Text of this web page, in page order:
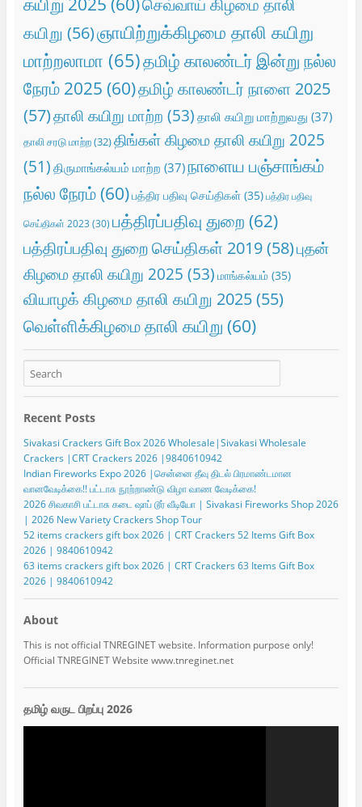
கயிறு (56)ஞாயிற்றுக்கிழமை தாலி கயிறு
மாற்றலாமா (65)தமிழ் காலண்டர் இன்று நல்ல
நேரம் 2025 (60)தமிழ் காலண்டர் நாளை 2025
(57)தாலி கயிறு மாற்ற (53) தாலி கயிறு மாற்றுவது (37)
தாலி சரடு மாற்ற(32)திங்கள் கிழமை தாலி கயிறு 2025
(51) திருமாங்கல்யம் மாற்ற (37)நாளைய பஞ்சாங்கம்
நல்ல நேரம்(60)பத்திர பதிவு செய்திகள்(35) பத்திர பதிவு
செய்திகள் 2023 (30) பத்திரப்பதிவு துறை (62)
பத்திரப்பதிவு துறை செய்திகள் 2019(58)புதன்
கிழமை தாலி கயிறு 2025 (53) மாங்கல்யம்(35)
வியாழக் கிழமை தாலி கயிறு 2025(55)
வெள்ளிக்கிழமை தாலி கயிறு (60)
Recent Posts
Sivakasi Crackers Gift Box 2026 Wholesale|Sivakasi Wholesale
Crackers |CRT Crackers 2026 |9840610942
Indian Fireworks Expo 2026 |சென்னை தீவு திடல் பிரமாண்டமான
வானவேடிக்கை!! பட்டாசு நூற்றாண்டு விழா வாண வேடிக்கை!
2026 சிவகாசி பட்டாசு கடை ஷாப் டூர் வீடியோ | Sivakasi Fireworks Shop 2026
| 2026 New Variety Crackers Shop Tour
52 items crackers gift box 2026 | CRT Crackers 52 Items Gift Box
2026 | 9840610942
63 items crackers gift box 2026 | CRT Crackers 63 Items Gift Box
2026 | 9840610942
About
This is not official TNREGINET website. Information purpose only!
Official TNREGINET Website www.tnreginet.net
தமிழ் வருட பிறப்பு 2026